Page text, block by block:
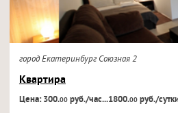
город Екатеринбург Союзная 2
Квартира
Цена: 300.00руб./час...1800.00руб./